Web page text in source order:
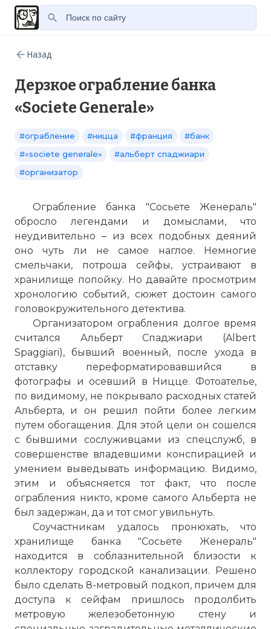
Назад
Дерзкое ограбление банка
«Societe Generale»
#ограбление #ницца #франция
#банк
#«societe generale»
#альберт спаджиари
#организатор
Ограбление банка "Сосьете Женераль"
обросло легендами и домыслами, что
неудивительно – из всех подобных деяний
оно чуть ли не самое наглое. Немногие
смельчаки, потроша сейфы, устраивают в
хранилище попойку. Но давайте просмотрим
хронологию событий, сюжет достоин самого
головокружительного детектива.
Организатором ограбления долгое время
считался Альберт Спаджиари (Albert
Spaggiari), бывший военный, после ухода в
отставку переформатировавшийся в
фотографы и осевший в Ницце. Фотоателье,
по видимому, не покрывало расходных статей
Альберта, и он решил пойти более легким
путем обогащения. Для этой цели он сошелся
с бывшими сослуживцами из спецслужб, в
совершенстве владевшими конспирацией и
умением выведывать информацию. Видимо,
этим и объясняется тот факт, что после
ограбления никто, кроме самого Альберта не
был задержан, да и тот смог увильнуть.
Соучастникам удалось пронюхать, что
хранилище банка "Сосьете Женераль"
находится в соблазнительной близости к
коллектору городской канализации. Решено
было сделать 8-метровый подкоп, причем для
доступа к сейфам пришлось продолбить
метровую железобетонную стену и